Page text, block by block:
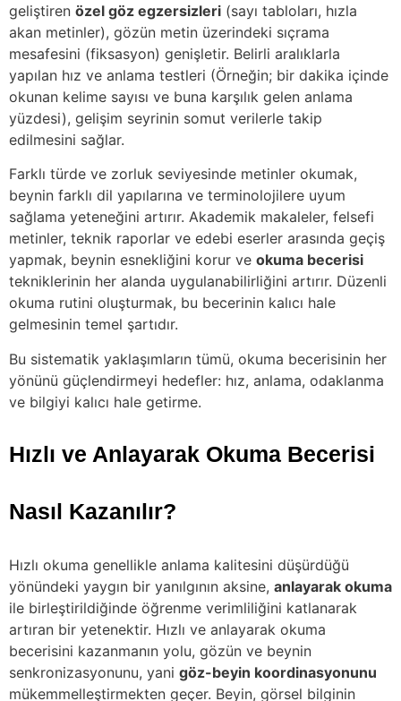
geliştiren özel göz egzersizleri (sayı tabloları, hızla
akan metinler), gözün metin üzerindeki sıçrama
mesafesini (fiksasyon) genişletir. Belirli aralıklarla
yapılan hız ve anlama testleri (Örneğin; bir dakika içinde
okunan kelime sayısı ve buna karşılık gelen anlama
yüzdesi), gelişim seyrinin somut verilerle takip
edilmesini sağlar.
Farklı türde ve zorluk seviyesinde metinler okumak,
beynin farklı dil yapılarına ve terminolojilere uyum
sağlama yeteneğini artırır. Akademik makaleler, felsefi
metinler, teknik raporlar ve edebi eserler arasında geçiş
yapmak, beynin esnekliğini korur ve okuma becerisi
tekniklerinin her alanda uygulanabilirliğini artırır. Düzenli
okuma rutini oluşturmak, bu becerinin kalıcı hale
gelmesinin temel şartıdır.
Bu sistematik yaklaşımların tümü, okuma becerisinin her
yönünü güçlendirmeyi hedefler: hız, anlama, odaklanma
ve bilgiyi kalıcı hale getirme.
Hızlı ve Anlayarak Okuma Becerisi
Nasıl Kazanılır?
Hızlı okuma genellikle anlama kalitesini düşürdüğü
yönündeki yaygın bir yanılgının aksine, anlayarak okuma
ile birleştirildiğinde öğrenme verimliliğini katlanarak
artıran bir yetenektir. Hızlı ve anlayarak okuma
becerisini kazanmanın yolu, gözün ve beynin
senkronizasyonunu, yani göz-beyin koordinasyonunu
mükemmelleştirmekten geçer. Beyin, görsel bilginin